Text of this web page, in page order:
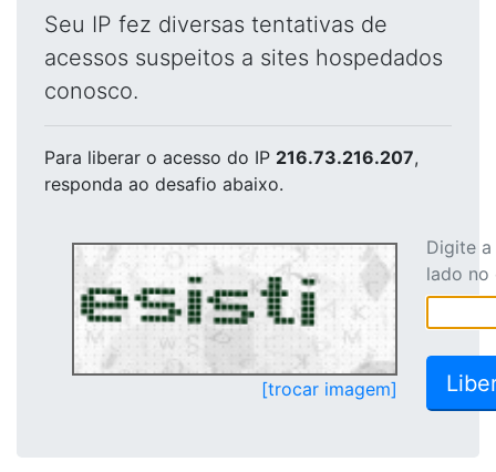
Seu IP fez diversas tentativas de
acessos suspeitos a sites hospedados
conosco.
Para liberar o acesso do IP 216.73.216.207,
responda ao desafio abaixo.
[trocar imagem]
Digite
lado no